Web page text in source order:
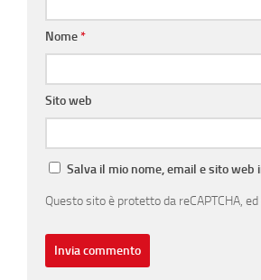
Nome*
Sito web
Salva il mio nome, email e sito
Questo sito è protetto da reCAPTCHA,